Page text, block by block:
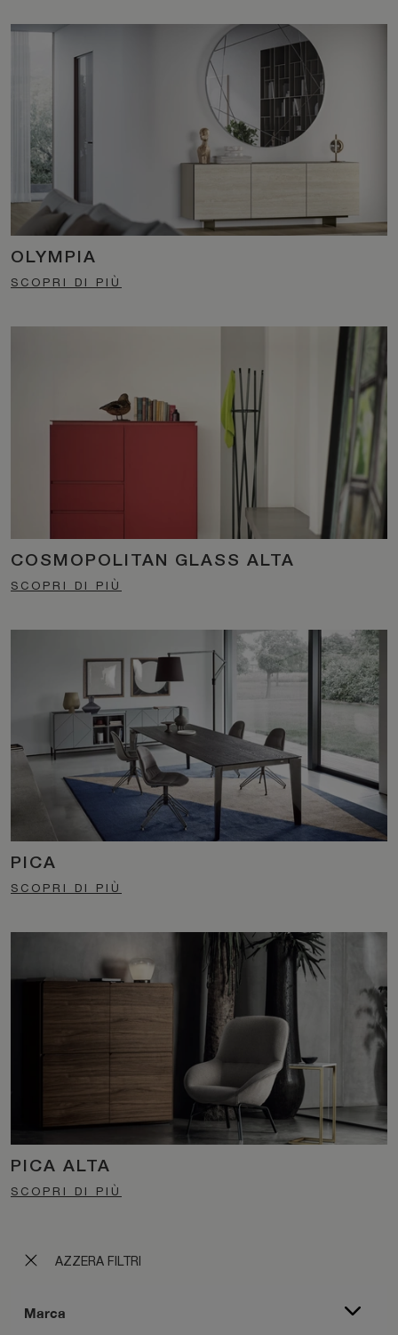
AZZERA FILTRI
Marca
OLYMPIA
SCOPRI DI PIÙ
COSMOPOLITAN GLASS ALTA
SCOPRI DI PIÙ
PICA
SCOPRI DI PIÙ
PICA ALTA
SCOPRI DI PIÙ